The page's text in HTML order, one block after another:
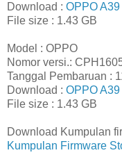
Download : OPPO
File size : 1.43 GB
Model : OPPO
Nomor versi.:
Tanggal Pembaruan :
Download : OPPO
File size : 1.43 GB
Download Kumpulan
Kumpulan Firmware